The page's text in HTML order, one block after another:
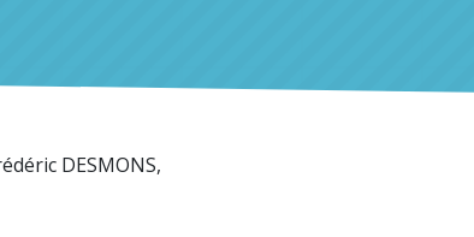
DESMONS,